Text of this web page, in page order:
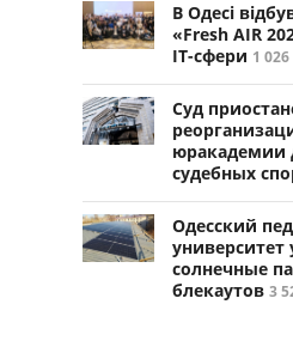
В Одесі
«Fresh AIR
ІТ-сфери 1 026
Суд
юракадемии
судебных
Одесский
университет
солнечные
блекаутов 3